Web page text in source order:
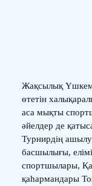
Жақсылық
өтетін
аса мықты
әйелдер де
Турнирдің ашылу
басшылығы,
спортшылары,
қаһармандары